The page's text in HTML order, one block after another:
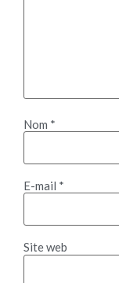
Nom *
E-mail *
Site web